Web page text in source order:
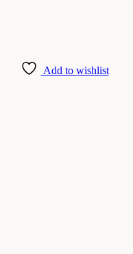
Add to wishlist